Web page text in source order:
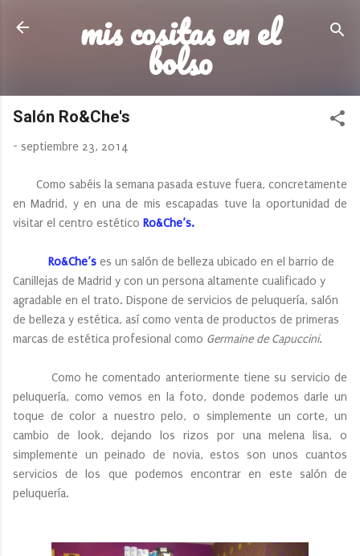
Ir al contenido principal
mis cositas en el
bolso
Salón Ro&Che's
- septiembre 23, 2014
Como sabéis la semana pasada estuve fuera, concretamente
en Madrid, y en una de mis escapadas tuve la oportunidad de
visitar el centro estético Ro&Che’s.
Ro&Che’s es un salón de belleza ubicado en el barrio de
Canillejas de Madrid y con un persona altamente cualificado y
agradable en el trato. Dispone de servicios de peluquería, salón
de belleza y estética, así como venta de productos de primeras
marcas de estética profesional como Germaine de Capuccini.
Como he comentado anteriormente tiene su servicio de
peluquería, como vemos en la foto, donde podemos darle un
toque de color a nuestro pelo, o simplemente un corte, un
cambio de look, dejando los rizos por una melena lisa, o
simplemente un peinado de novia, estos son unos cuantos
servicios de los que podemos encontrar en este salón de
peluquería.